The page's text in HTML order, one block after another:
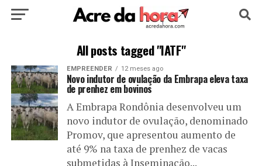
POLÍTICA CULTURA ESPORTE
EDUCAÇÃO NOTÍCIA MUNDO
All posts tagged "IATF"
EMPREENDER 12 meses ago
Novo indutor de ovulação da Embrapa eleva taxa
de prenhez em bovinos
A Embrapa Rondônia desenvolveu um
novo indutor de ovulação, denominado
Promov, que apresentou aumento de
até 9% na taxa de prenhez de vacas
submetidas à Inseminação...